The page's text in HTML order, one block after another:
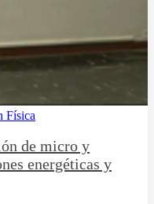
Física
de micro y
energéticas y